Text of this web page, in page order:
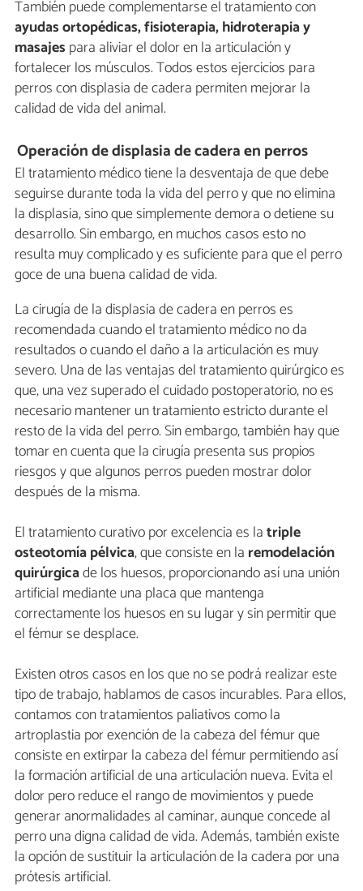
También puede complementarse el tratamiento con
ayudas ortopédicas,fisioterapia, hidroterapia y
masajes para aliviar el dolor en la articulación y
fortalecer los músculos. Todos estos ejercicios para
perros con displasia de cadera permiten mejorar la
calidad de vida del animal.
Operación de displasia de cadera en perros
El tratamiento médico tiene la desventaja de que debe
seguirse durante toda la vida del perro y que no elimina
la displasia, sino que simplemente demora o detiene su
desarrollo. Sin embargo, en muchos casos esto no
resulta muy complicado y es suficiente para que el perro
goce de una buena calidad de vida.
La cirugía de la displasia de cadera en perros es
recomendada cuando el tratamiento médico no da
resultados o cuando el daño a la articulación es muy
severo. Una de las ventajas del tratamiento quirúrgico es
que, una vez superado el cuidado postoperatorio, no es
necesario mantener un tratamiento estricto durante el
resto de la vida del perro. Sin embargo, también hay que
tomar en cuenta que la cirugía presenta sus propios
riesgos y que algunos perros pueden mostrar dolor
después de la misma.
El tratamiento curativo por excelencia es latriple
osteotomía pélvica, que consiste en la remodelación
quirúrgicade los huesos, proporcionando así una unión
artificial mediante una placa que mantenga
correctamente los huesos en su lugar y sin permitir que
el fémur se desplace.
Existen otros casos en los que no se podrá realizar este
tipo de trabajo, hablamos de casos incurables. Para ellos,
contamos con tratamientos paliativos como la
artroplastia por exención de la cabeza del fémur que
consiste en extirpar la cabeza del fémur permitiendo así
la formación artificial de una articulación nueva. Evita el
dolor pero reduce el rango de movimientos y puede
generar anormalidades al caminar, aunque concede al
perro una digna calidad de vida. Además, también existe
la opción de sustituir la articulación de la cadera por una
prótesis artificial.